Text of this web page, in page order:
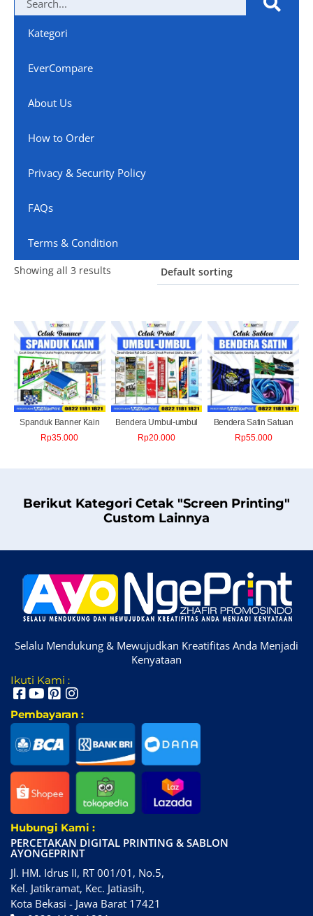
Kategori
EverCompare
About Us
How to Order
Privacy & Security Policy
FAQs
Terms & Condition
Showing all 3 results
Spanduk Banner Kain
Rp35.000
Bendera Umbul-umbul
Rp20.000
Bendera Satin Satuan
Rp55.000
Berikut Kategori Cetak "Screen Printing"
Custom Lainnya
Selalu Mendukung & Mewujudkan Kreatifitas Anda Menjadi
Kenyataan
Ikuti Kami :
Pembayaran :
Hubungi Kami :
PERCETAKAN DIGITAL PRINTING & SABLON
AYONGEPRINT
Jl. HM. Idrus II, RT 001/01, No.5,
Kel. Jatikramat, Kec. Jatiasih,
Kota Bekasi - Jawa Barat 17421